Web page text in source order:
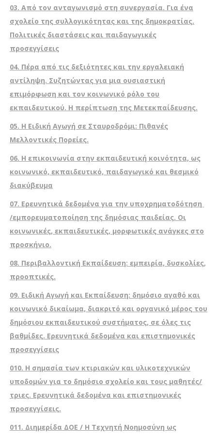
03. Από τον ανταγωνισμό στη συνεργασία. Για ένα
σχολείο της συλλογικότητας και της δημοκρατίας.
Πολιτικές διαστάσεις και παιδαγωγικές
προσεγγίσεις
04. Πέρα από τις δεξιότητες και την εργαλειακή
αντίληψη. Συζητώντας για μια ουσιαστική
επιμόρφωση και τον κοινωνικό ρόλο του
εκπαιδευτικού. Η περίπτωση της Μετεκπαίδευσης.
05. Η Ειδική Αγωγή σε Σταυροδρόμι: Πιθανές
Μελλοντικές Πορείες.
06. Η επικοινωνία στην εκπαιδευτική κοινότητα, ως
κοινωνικό, εκπαιδευτικό, παιδαγωγικό και θεσμικό
διακύβευμα
07. Ερευνητικά δεδομένα για την υποχρηματοδότηση
/εμπορευματοποίηση της δημόσιας παιδείας. Οι
κοινωνικές, εκπαιδευτικές, μορφωτικές ανάγκες στο
προσκήνιο.
08. Περιβαλλοντική Εκπαίδευση: εμπειρία, δυσκολίες,
προοπτικές.
09. Ειδική Αγωγή και Εκπαίδευση: δημόσιο αγαθό και
κοινωνικό δικαίωμα, διακριτό και οργανικό μέρος του
δημόσιου εκπαιδευτικού συστήματος, σε όλες τις
βαθμίδες. Ερευνητικά δεδομένα και επιστημονικές
προσεγγίσεις
010. Η σημασία των κτιριακών και υλικοτεχνικών
υποδομών για το δημόσιο σχολείο και τους μαθητές/
τριες. Ερευνητικά δεδομένα και επιστημονικές
προσεγγίσεις.
011. Διημερίδα ΔΟΕ / Η Τεχνητή Νοημοσύνη ως